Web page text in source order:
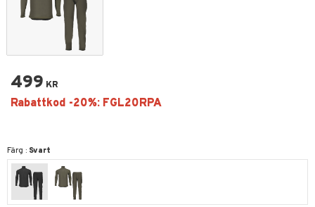
499 KR
Färg : Svart